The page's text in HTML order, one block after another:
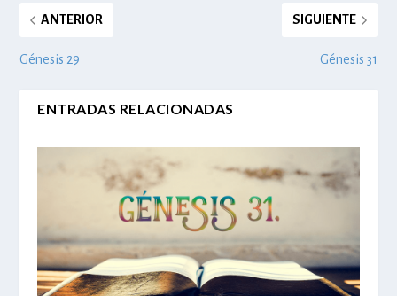
ANTERIOR
Génesis 29
SIGUIENTE
Génesis 31
ENTRADAS RELACIONADAS